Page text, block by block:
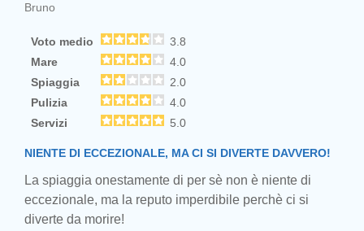
Bruno
Voto medio
3.8
Mare
4.0
Spiaggia
2.0
Pulizia
4.0
Servizi
5.0
NIENTE DI ECCEZIONALE, MA CI SI DIVERTE DAVVERO!
La spiaggia onestamente di per sè non è niente di
eccezionale, ma la reputo imperdibile perchè ci si
diverte da morire!